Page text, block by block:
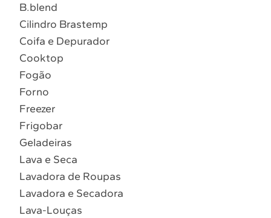
Atendimento Brastemp
Localizar assistência técnica
5 º Cooktop
6º Microondas Brastemp
7º Forno
8º Embutir
9º Lava Seca
B.blend
Cilindro Brastemp
Coifa e Depurador
Cooktop
Fogão
Forno
Freezer
Frigobar
Geladeiras
Lava e Seca
Lavadora de Roupas
Lavadora e Secadora
Lava-Louças